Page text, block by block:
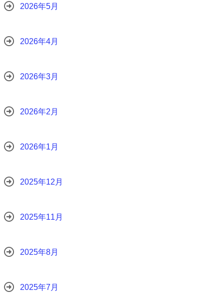
2026年5月
2026年4月
2026年3月
2026年2月
2026年1月
2025年12月
2025年11月
2025年8月
2025年7月